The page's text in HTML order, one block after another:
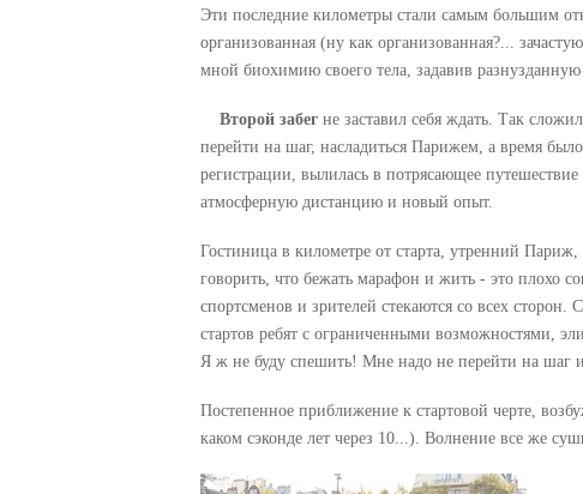
Эти последние километры стали самым большим
организованная (ну как организованная?...
мной биохимию своего тела, задавив
Второй забег не заставил себя ждать. Так
перейти на шаг, насладиться Парижем, а время
регистрации, вылилась в потрясающее
атмосферную дистанцию и новый опыт.
Гостиница в километре от старта, утренний
говорить, что бежать марафон и жить - это плохо
спортсменов и зрителей стекаются со всех
стартов ребят с ограниченными возможностями,
Я ж не буду спешить! Мне надо не перейти на шаг
Постепенное приближение к стартовой черте,
каком сэконде лет через 10...). Волнение все же